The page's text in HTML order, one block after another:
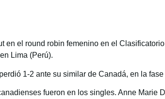
en el round robin femenino en el
Lima (Perú).
1-2 ante su similar de Canadá, en la
fueron en los singles. Anne